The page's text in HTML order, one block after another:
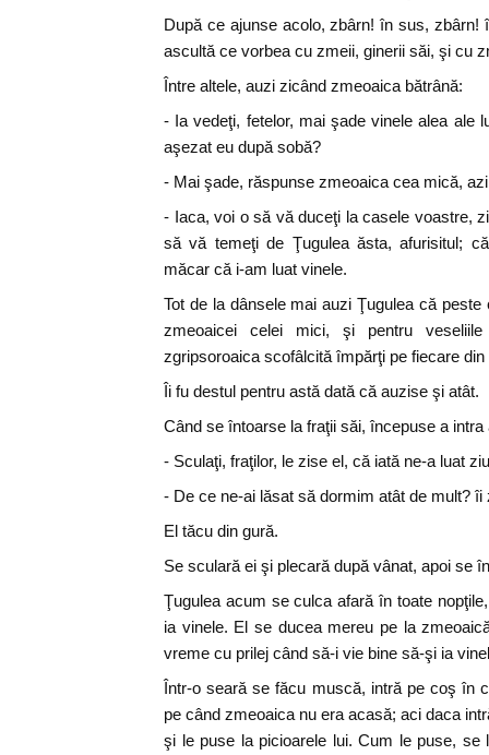
După ce ajunse acolo, zbârn! în sus,
ascultă ce vorbea cu zmeii, ginerii săi, şi cu
Între altele, auzi zicând zmeoaica bătrână:
- Ia vedeţi, fetelor, mai şade vinele alea ale
aşezat eu după sobă?
- Mai şade, răspunse zmeoaica cea mică,
- Iaca, voi o să vă duceţi la casele voastre,
să vă temeţi de Ţugulea ăsta, afurisitul;
măcar că i-am luat vinele.
Tot de la dânsele mai auzi Ţugulea că
zmeoaicei celei mici, şi pentru
zgripsoroaica scofâlcită împărţi pe fiecare
Îi fu destul pentru astă dată că auzise şi atât.
Când se întoarse la fraţii săi, începuse a intra
- Sculaţi, fraţilor, le zise el, că iată ne-a luat
- De ce ne-ai lăsat să dormim atât de mult? îi
El tăcu din gură.
Se sculară ei şi plecară după vânat, apoi se
Ţugulea acum se culca afară în toate
ia vinele. El se ducea mereu pe la
vreme cu prilej când să-i vie bine să-şi ia
Într-o seară se făcu muscă, intră pe coş în
pe când zmeoaica nu era acasă; aci daca
şi le puse la picioarele lui. Cum le puse, se